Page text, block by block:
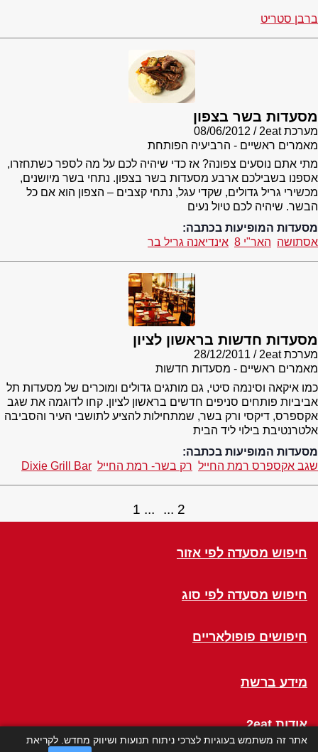
ברבן סטריט
מסעדות בשר בצפון
מערכת 2eat
08/06/2012
מאמרים ראשיים - הרביעיה הפותחת
מתי אתם נוסעים צפונה? אז כדי שיהיה לכם על מה לספר כשתחזרו,
אספנו בשבילכם ארבע מסעדות בשר בצפון. נתחי בשר מיושנים,
מכשירי גריל גדולים, שקדי עגל, נתחי קצבים – הצפון הוא אם כל
הבשר. שיהיה לכם טיול נעים
מסעדות המופיעות בכתבה:
אסתושה האר"י 8 אינדיאנה גריל בר
מסעדות חדשות בראשון לציון
מערכת 2eat
28/12/2011
מאמרים ראשיים - מסעדות חדשות
כמו איקאה וסינמה סיטי, גם מותגים גדולים ומוכרים של מסעדות תל
אביביות פותחים סניפים חדשים בראשון לציון. קחו לדוגמה את שגב
אקספרס, דיקסי ורק בשר, שמתחילות להציע לתושבי העיר והסביבה
אלטרנטיבת בילוי ליד הבית
מסעדות המופיעות בכתבה:
שגב אקספרס רמת החייל רק בשר- רמת החייל Dixie Grill Bar
1 2
חיפוש מסעדה לפי אזור
חיפוש מסעדה לפי סוג
חיפושים פופולאריים
מידע ברשת
אודות 2eat
אתר זה משתמש בעוגיות לצרכי ניתוח תנועות ושיווק מחדש. לקריאת